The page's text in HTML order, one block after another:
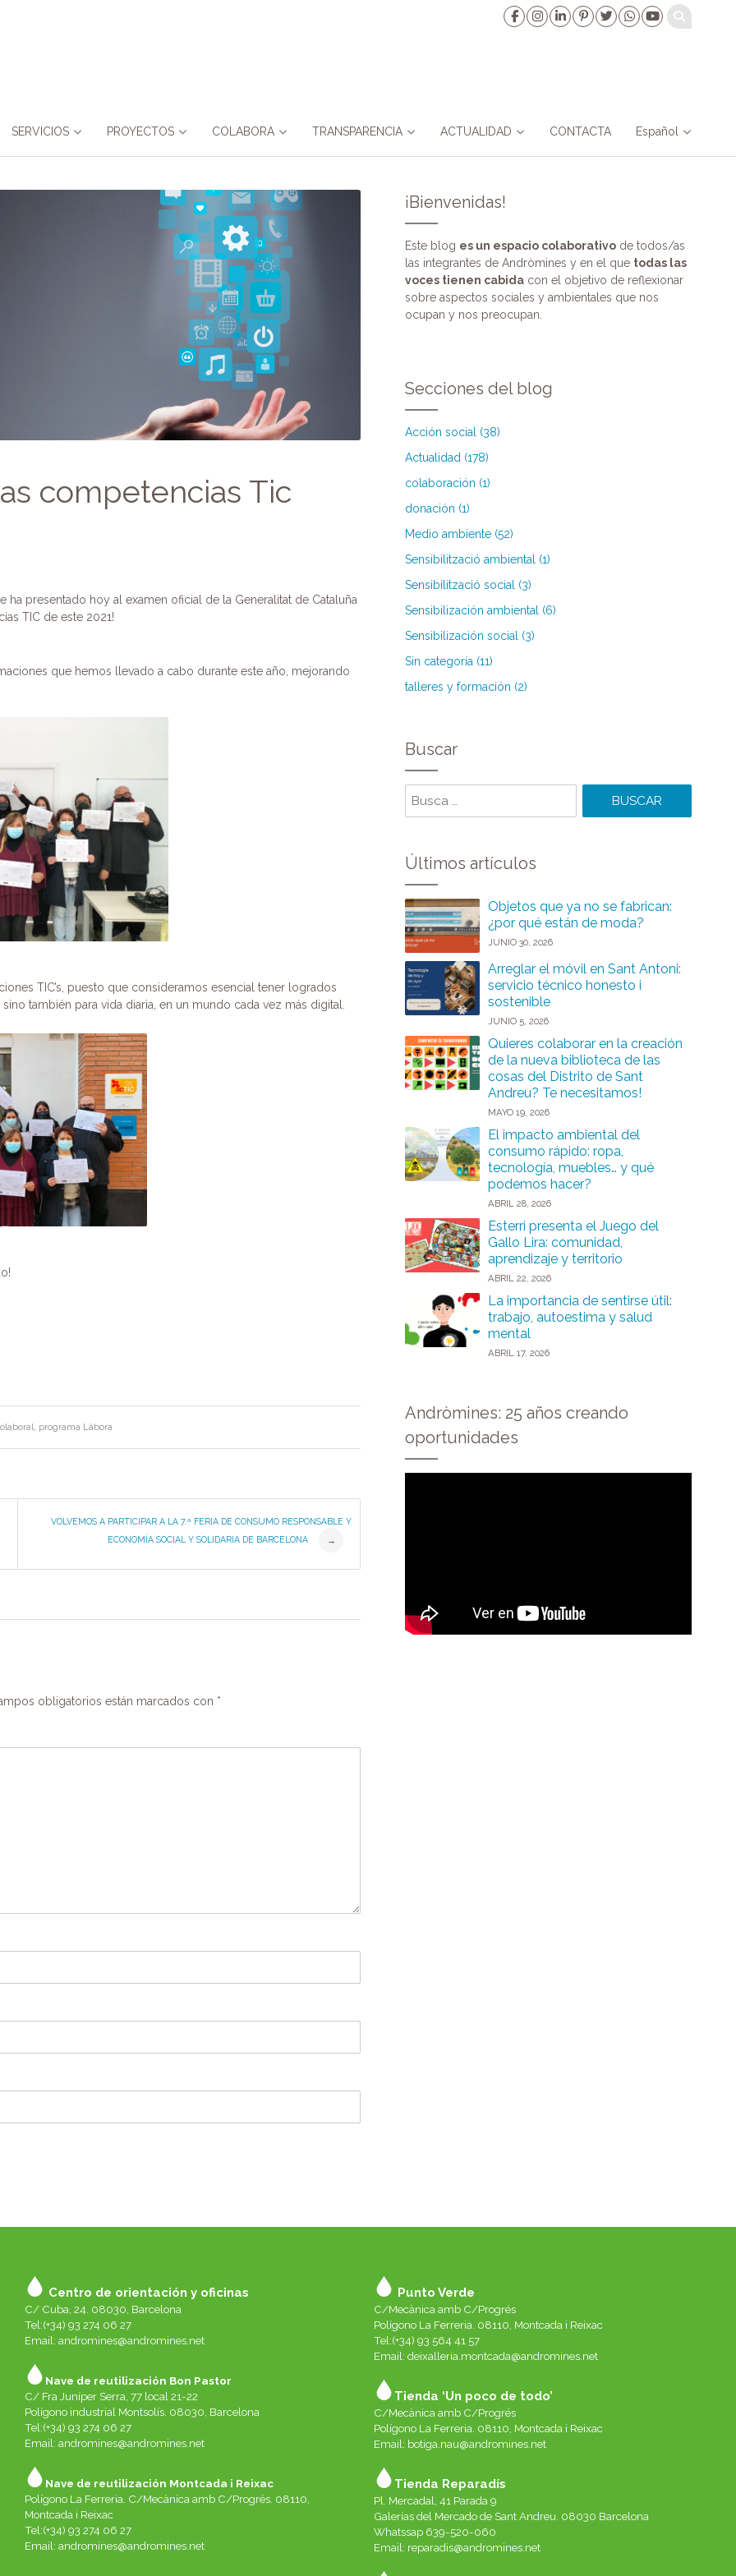
SERVICIOS PROYECTOS COLABORA TRANSPARENCIA ACTUALIDAD CONTACTA Español
competencias Tic
presentado hoy al examen oficial de la Generalitat de Cataluña
TIC de este 2021!
que hemos llevado a cabo durante este año, mejorando
TIC’s, puesto que consideramos esencial tener logrados
también para vida diaria, en un mundo cada vez más digital.
, programa Làbora
VOLVEMOS A PARTICIPAR A LA 7.ª FERIA DE CONSUMO RESPONSABLE Y
ECONOMÍA SOCIAL Y SOLIDARIA DE BARCELONA
→
obligatorios están marcados con *
¡Bienvenidas!
Este blog es un espacio colaborativode todos/as
las integrantes de Andròmines y en el que todas las
voces tienen cabidacon el objetivo de reflexionar
sobre aspectos sociales y ambientales que nos
ocupan y nos preocupan.
Secciones del blog
Acción social (38)
Actualidad (178)
colaboración (1)
donación (1)
Medio ambiente (52)
Sensibilització ambiental (1)
Sensibilització social (3)
Sensibilización ambiental (6)
Sensibilización social (3)
Sin categoría (11)
talleres y formación (2)
Buscar
Últimos artículos
Objetos que ya no se fabrican:
¿por qué están de moda?
JUNIO 30, 2026
Arreglar el móvil en Sant Antoni:
servicio técnico honesto i
sostenible
JUNIO 5, 2026
Quieres colaborar en la creación
de la nueva biblioteca de las
cosas del Distrito de Sant
Andreu? Te necesitamos!
MAYO 19, 2026
El impacto ambiental del
consumo rápido: ropa,
tecnología, muebles… y qué
podemos hacer?
ABRIL 28, 2026
Esterri presenta el Juego del
Gallo Lira: comunidad,
aprendizaje y territorio
ABRIL 22, 2026
La importancia de sentirse útil:
trabajo, autoestima y salud
mental
ABRIL 17, 2026
Andròmines: 25 años creando
oportunidades
Centro de orientación y oficinas
C/ Cuba, 24. 08030, Barcelona
Tel:(+34) 93 274 06 27
Email:andromines@andromines.net
Nave de reutilización Bon Pastor
C/ Fra Juníper Serra, 77 local 21-22
Polígono industrial Montsolís. 08030, Barcelona
Tel:(+34) 93 274 06 27
Email:andromines@andromines.net
Nave de reutilización Montcada i Reixac
Polígono La Ferreria. C/Mecànica amb C/Progrés. 08110,
Montcada i Reixac
Tel:(+34) 93 274 06 27
Email:andromines@andromines.net
Punto Verde
C/Mecànica amb C/Progrés
Polígono La Ferreria. 08110, Montcada i Reixac
Tel:(+34) 93 564 41 57
Email: deixalleria.montcada@andromines.net
Tienda ‘Un poco de todo’
C/Mecànica amb C/Progrés
Polígono La Ferreria. 08110, Montcada i Reixac
Email: botiga.nau@andromines.net
Tienda Reparadís
Pl. Mercadal, 41 Parada 9
Galerías del Mercado de Sant Andreu. 08030 Barcelona
Whatssap 639-520-060
Email: reparadis@andromines.net